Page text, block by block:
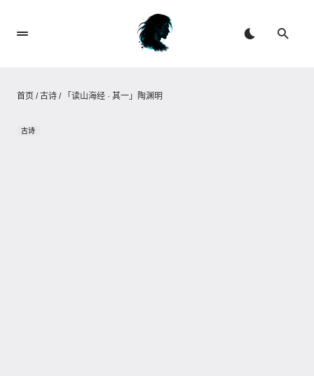
首页 /古诗 / 「读山海经 · 其一」陶渊明
古诗